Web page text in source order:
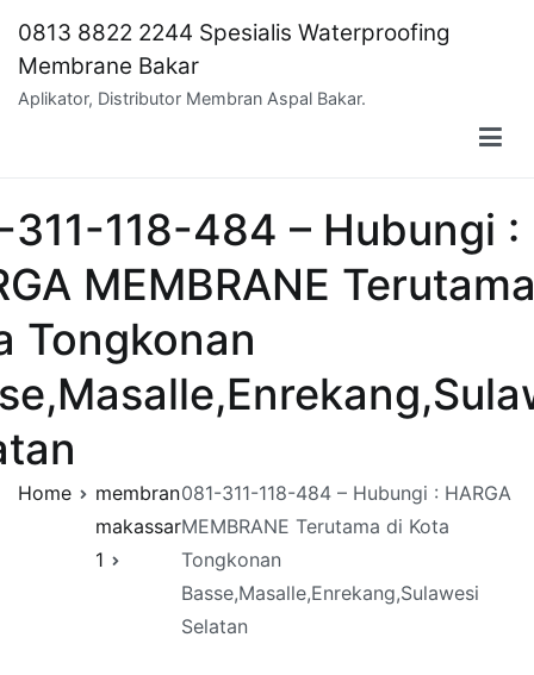
content
0813 8822 2244 Spesialis Waterproofing
Membrane Bakar
Aplikator, Distributor Membran Aspal Bakar.
311-118-484 – Hubungi :
MEMBRANE
Tongkonan
Home
membran
makassar
1
081-311-118-484 – Hubungi : HARGA
MEMBRANE Terutama di Kota
Tongkonan
Basse,Masalle,Enrekang,Sulawesi
Selatan